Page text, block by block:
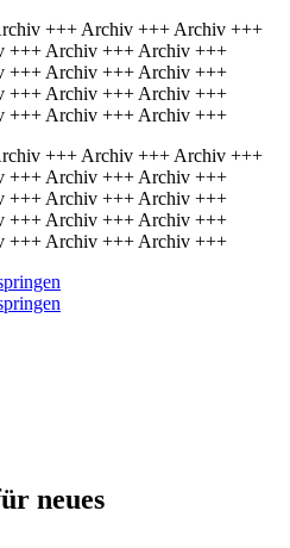
+++ Archiv +++ Archiv +++
+++ Archiv +++ Archiv +++
+++ Archiv +++ Archiv +++
+++ Archiv +++ Archiv +++
+++ Archiv +++ Archiv +++
+++ Archiv +++ Archiv +++
+++ Archiv +++ Archiv +++
+++ Archiv +++ Archiv +++
+++ Archiv +++ Archiv +++
+++ Archiv +++ Archiv +++
neues